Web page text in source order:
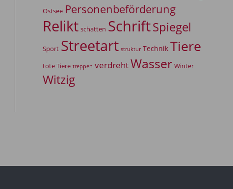
Ostsee Personenbeförderung
Relikt schatten SchriftSpiegel
Sport Streetart struktur Technik Tiere
tote Tiere treppen verdrehtWasser Winter
Witzig